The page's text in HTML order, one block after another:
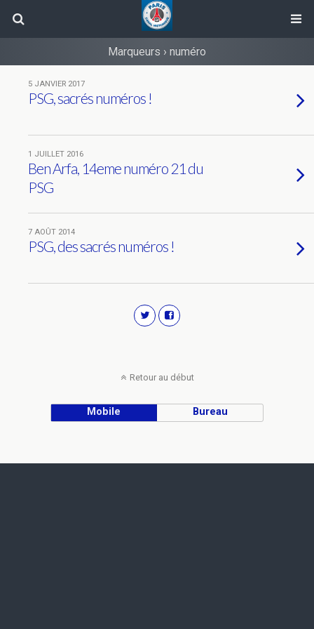
Marqueurs › numéro
5 JANVIER 2017
PSG, sacrés numéros !
1 JUILLET 2016
Ben Arfa, 14eme numéro 21 du
PSG
7 AOÛT 2014
PSG, des sacrés numéros !
Retour au début
Mobile Bureau